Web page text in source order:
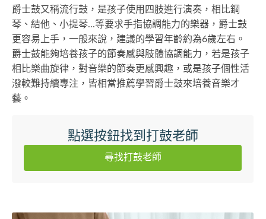
爵士鼓又稱流行鼓，是孩子使用四肢進行演奏，相比鋼
琴、結他、小提琴...等要求手指協調能力的樂器，爵士鼓
更容易上手，一般來說，建議的學習年齡約為6歲左右。
爵士鼓能夠培養孩子的節奏感與肢體協調能力，若是孩子
相比樂曲旋律，對音樂的節奏更感興趣，或是孩子個性活
潑較難持續專注，皆相當推薦學習爵士鼓來培養音樂才
藝。
點選按鈕找到打鼓老師
尋找打鼓老師